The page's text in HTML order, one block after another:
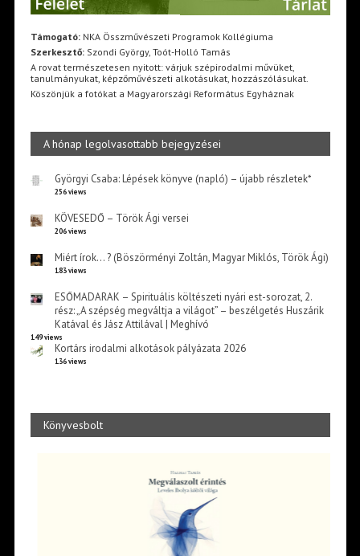
Támogató:NKA Összművészeti Programok Kollégiuma
Szerkesztő:Szondi György, Toót-Holló Tamás
A rovat természetesen nyitott: várjuk szépirodalmi művüket,
tanulmányukat, képzőművészeti alkotásukat, hozzászólásukat.
Köszönjük a fotókat a Magyarországi Református Egyháznak
A hónap legolvasottabb bejegyzései
Györgyi Csaba: Lépések könyve (napló) – újabb részletek*
256 views
KÖVESEDŐ – Török Ági versei
206 views
Miért írok… ? (Böszörményi Zoltán, Magyar Miklós, Török Ági)
183 views
ESŐMADARAK – Spirituális költészeti nyári est-sorozat, 2.
rész: „A szépség megváltja a világot” – beszélgetés Huszárik
Katával és Jász Attilával | Meghívó
149 views
Kortárs irodalmi alkotások pályázata 2026
136 views
Könyvesbolt